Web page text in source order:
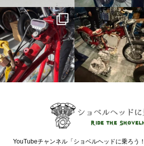
YouTubeチャンネル「ショベルヘッドに乗ろう